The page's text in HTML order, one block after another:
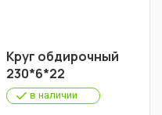
Круг обдирочный
230*6*22
в наличии